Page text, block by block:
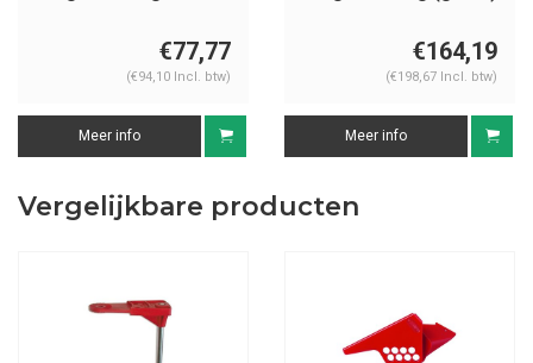
€77,77
(€94,10 Incl. btw)
Meer info
€164,19
(€198,67 Incl. btw)
Meer info
Vergelijkbare producten